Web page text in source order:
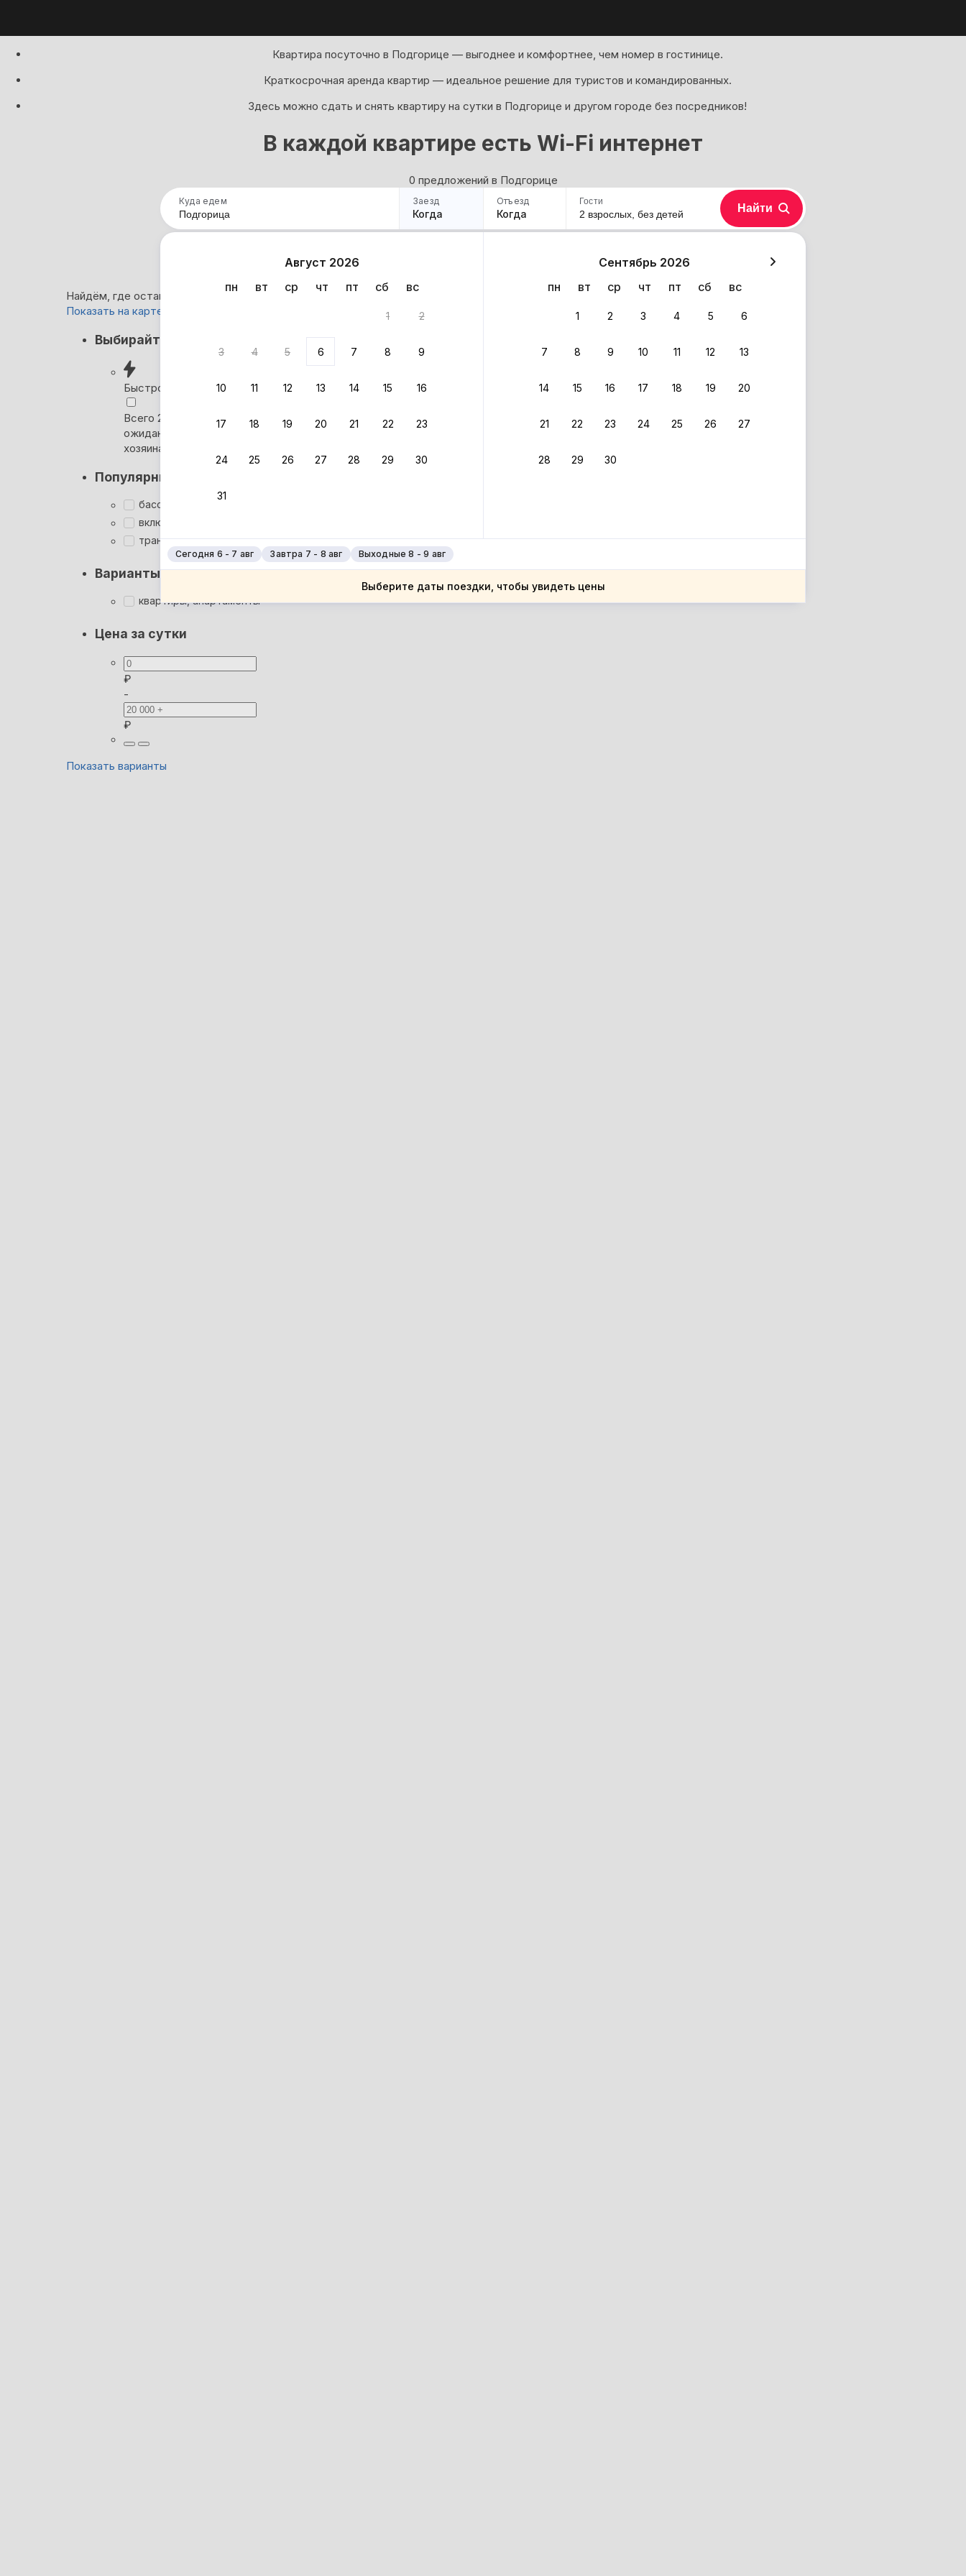
Квартира посуточно в Подгорице — выгоднее и комфортнее, чем номер в гостинице.
Краткосрочная аренда квартир — идеальное решение для туристов и командированных.
Здесь можно сдать и снять квартиру на сутки в Подгорице и другом городе без посредников!
В каждой квартире есть Wi-Fi интернет
0 предложений в Подгорице
Куда едем Заезд
Когда
Отъезд
Когда
Август 2026
пн
вт ср чт пт сб вс
1 2
3 4 5 6 7 8 9
10 11 12 13 14 15 16
17 18 19 20 21 22 23
24 25 26 27 28 29 30
31
Сентябрь 2026
пн
вт ср чт пт сб вс
1 2 3 4 5 6
7 8 9 10 11 12 13
14 15 16 17 18 19 20
21 22 23 24 25 26 27
28 29 30
Сегодня 6 - 7 авг Завтра 7 - 8 авг Выходные 8 - 9 авг
Выберите даты поездки, чтобы увидеть цены
Гости
2 взрослых, без детей Найти
Найдём, где остановиться в Подгорице: 0 вариантов
Показать на карте
Выбирайте лучшее
Быстрое бронирование
Всего 2 минуты, без
ожидания ответа от
хозяина
Популярные фильтры
бассейн
включён завтрак
трансфер
Варианты размещения
квартиры, апартаменты
Цена за сутки
₽
-
₽
Показать варианты
Ни один вариант из результатов поиска не соответствует заданным фильтрам.
Подгорица